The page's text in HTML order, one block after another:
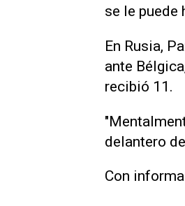
se le puede
En Rusia,
ante
recibió 11.
delantero
Con